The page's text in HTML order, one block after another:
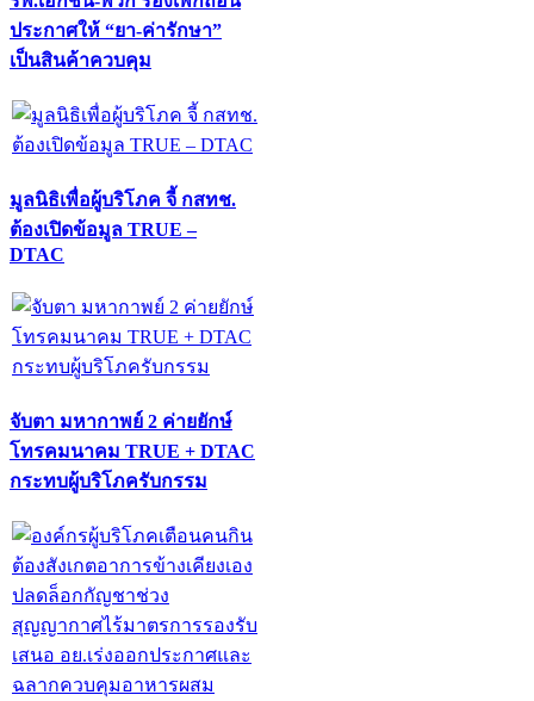
ประกาศให้ “ยา-ค่ารักษา”
เป็นสินค้าควบคุม
มูลนิธิเพื่อผู้บริโภค จี้ กสทช.
ต้องเปิดข้อมูล TRUE –
DTAC
จับตา มหากาพย์ 2 ค่ายยักษ์
โทรคมนาคม TRUE + DTAC
กระทบผู้บริโภครับกรรม